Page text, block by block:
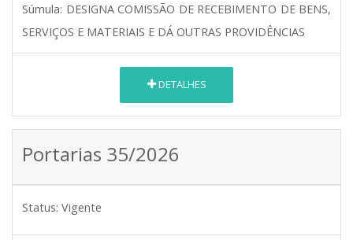
Súmula: DESIGNA COMISSÃO DE RECEBIMENTO DE BENS,
SERVIÇOS E MATERIAIS E DÁ OUTRAS PROVIDÊNCIAS
DETALHES
Portarias 35/2026
Status: Vigente